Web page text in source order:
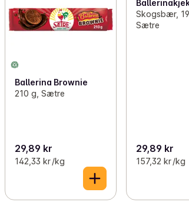
Ballerina Brownie
210 g, Sætre
29,89 kr
142,33 kr /kg
Skogsbær,
Sætre
29,89 kr
157,32 kr /kg